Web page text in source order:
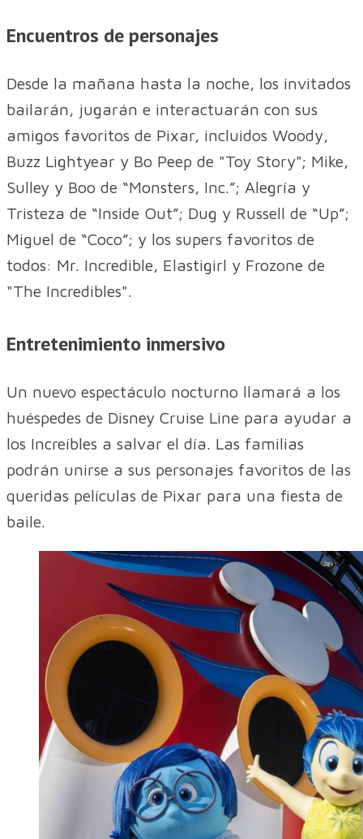
Encuentros de personajes
Desde la mañana hasta la noche, los invitados
bailarán, jugarán e interactuarán con sus
amigos favoritos de Pixar, incluidos Woody,
Buzz Lightyear y Bo Peep de "Toy Story"; Mike,
Sulley y Boo de “Monsters, Inc.”; Alegría y
Tristeza de “Inside Out”; Dug y Russell de “Up”;
Miguel de “Coco”; y los supers favoritos de
todos: Mr. Incredible, Elastigirl y Frozone de
"The Incredibles".
Entretenimiento inmersivo
Un nuevo espectáculo nocturno llamará a los
huéspedes de Disney Cruise Line para ayudar a
los Increíbles a salvar el día. Las familias
podrán unirse a sus personajes favoritos de las
queridas películas de Pixar para una fiesta de
baile.